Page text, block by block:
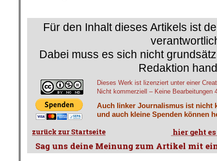
Für den Inhalt dieses Artikels ist
Dabei muss es sich nicht
Redaktion
Dieses Werk ist lizenziert unter einer
Nicht kommerziell – Keine Bearbeitungen
Auch linker Journalismus ist nicht
und auch kleine Spenden können